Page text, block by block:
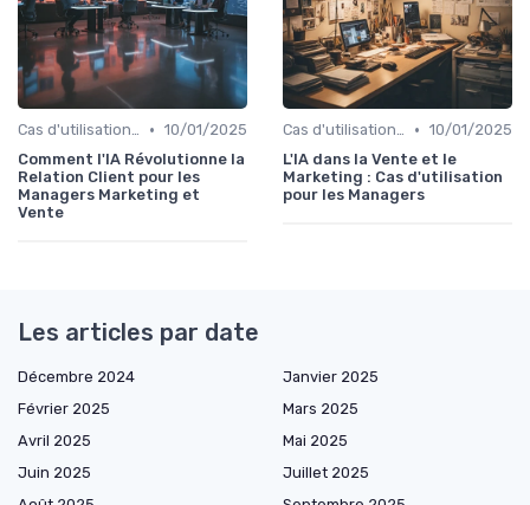
Cas d'utilisation IA relation client • 10/01/2025
Comment l'IA Révolutionne la
Relation Client pour les
Managers Marketing et
Vente
Cas d'utilisation IA Vente • 10/01/2025
L'IA dans la Vente et le
Marketing : Cas d'utilisation
pour les Managers
Les articles par date
Décembre 2024
Janvier 2025
Février 2025
Mars 2025
Avril 2025
Mai 2025
Juin 2025
Juillet 2025